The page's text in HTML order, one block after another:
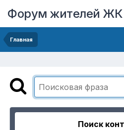
Форум жителей ЖК
Главная
Поиск